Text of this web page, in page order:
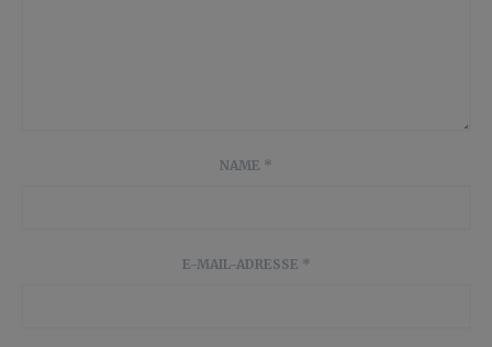
NAME *
E-MAIL-ADRESSE *